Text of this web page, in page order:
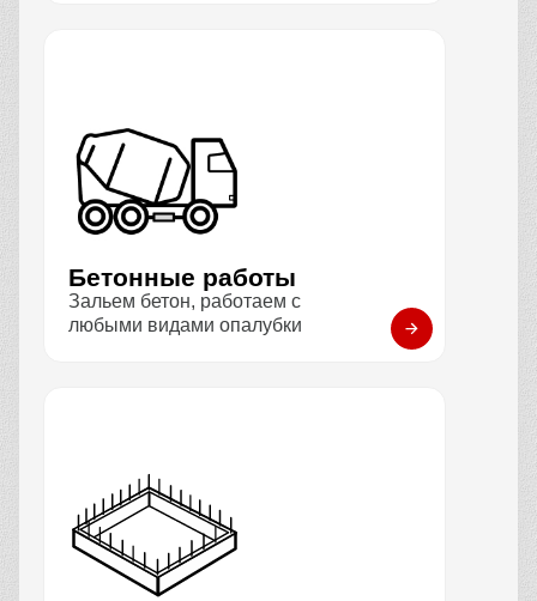
Бетонные работы
Зальем бетон, работаем с
любыми видами опалубки